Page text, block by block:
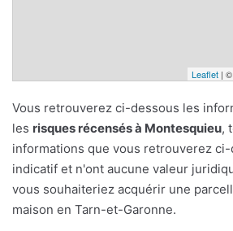
Leaflet | ©
Vous retrouverez ci-dessous les
les risques récensés à Montesquieu,
informations que vous retrouverez
indicatif et n'ont aucune valeur
vous souhaiteriez acquérir une
maison en Tarn-et-Garonne.